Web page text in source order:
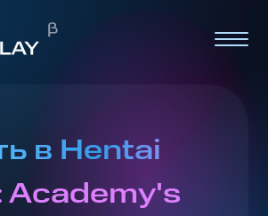
в Hentai
Academy's